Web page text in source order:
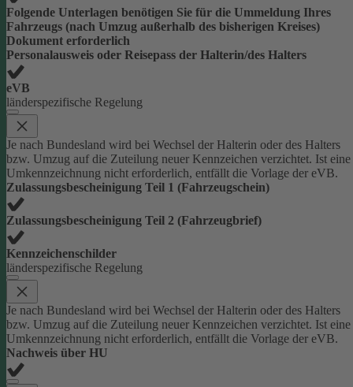
Folgende Unterlagen benötigen Sie für die Ummeldung Ihres
Fahrzeugs (nach Umzug außerhalb des bisherigen Kreises)
Dokument erforderlich
Personalausweis oder Reisepass der Halterin/des Halters
eVB
länderspezifische Regelung
Je nach Bundesland wird bei Wechsel der Halterin oder des Halters
bzw. Umzug auf die Zuteilung neuer Kennzeichen verzichtet. Ist eine
Umkennzeichnung nicht erforderlich, entfällt die Vorlage der eVB.
Zulassungsbescheinigung Teil 1 (Fahrzeugschein)
Zulassungsbescheinigung Teil 2 (Fahrzeugbrief)
Kennzeichenschilder
länderspezifische Regelung
Je nach Bundesland wird bei Wechsel der Halterin oder des Halters
bzw. Umzug auf die Zuteilung neuer Kennzeichen verzichtet. Ist eine
Umkennzeichnung nicht erforderlich, entfällt die Vorlage der eVB.
Nachweis über HU